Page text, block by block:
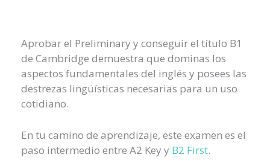
Aprobar el Preliminary y conseguir el título B1
de Cambridge demuestra que dominas los
aspectos fundamentales del inglés y posees las
destrezas lingüísticas necesarias para un uso
cotidiano.
En tu camino de aprendizaje, este examen es el
paso intermedio entre A2 Key y B2 First.